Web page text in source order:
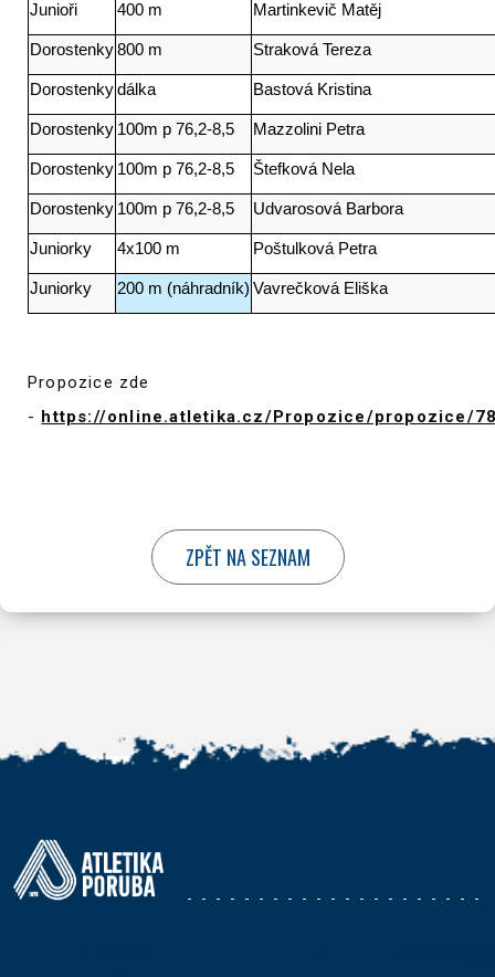
Junioři 400 m Martinkevič Matěj
Dorostenky800 m Straková Tereza
Dorostenkydálka Bastová Kristina
Dorostenky 100m p 76,2-8,5 Mazzolini Petra
Dorostenky 100m p 76,2-8,5 Štefková Nela
Dorostenky 100m p 76,2-8,5 Udvarosová Barbora
Juniorky 4x100 m Poštulková Petra
Juniorky 200 m (náhradník) Vavrečková Eliška
Propozice zde
- https://online.atletika.cz/Propozice/propozice/